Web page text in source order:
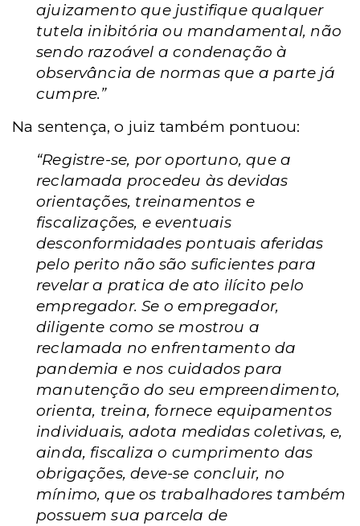
ajuizamento que justifique qualquer
tutela inibitória ou mandamental, não
sendo razoável a condenação à
observância de normas que a parte já
cumpre.”
Na sentença, o juiz também pontuou:
“Registre-se, por oportuno, que a
reclamada procedeu às devidas
orientações, treinamentos e
fiscalizações, e eventuais
desconformidades pontuais aferidas
pelo perito não são suficientes para
revelar a pratica de ato ilícito pelo
empregador. Se o empregador,
diligente como se mostrou a
reclamada no enfrentamento da
pandemia e nos cuidados para
manutenção do seu empreendimento,
orienta, treina, fornece equipamentos
individuais, adota medidas coletivas, e,
ainda, fiscaliza o cumprimento das
obrigações, deve-se concluir, no
mínimo, que os trabalhadores também
possuem sua parcela de